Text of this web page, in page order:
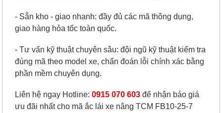
- Sẵn kho - giao nhanh: đầy đủ các mã thông dụng,
giao hàng hỏa tốc toàn quốc.
- Tư vấn kỹ thuật chuyên sâu: đội ngũ kỹ thuật kiểm tra
đúng mã theo model xe, chẩn đoán lỗi chính xác bằng
phần mềm chuyên dụng.
Liên hệ ngay Hotline:0915 070 603 để nhận báo giá
ưu đãi nhất cho mãắc lái xe nâng TCM FB10-25-7